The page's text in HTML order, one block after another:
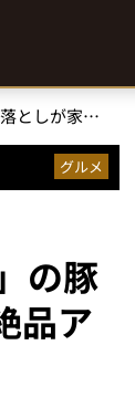
【原価割れレベル】業スー「700gで900円台」の豚チャーシュー切り落としが家メシの救世主！絶品アレンジ4選を実食レポ
グルメ
の豚
品ア